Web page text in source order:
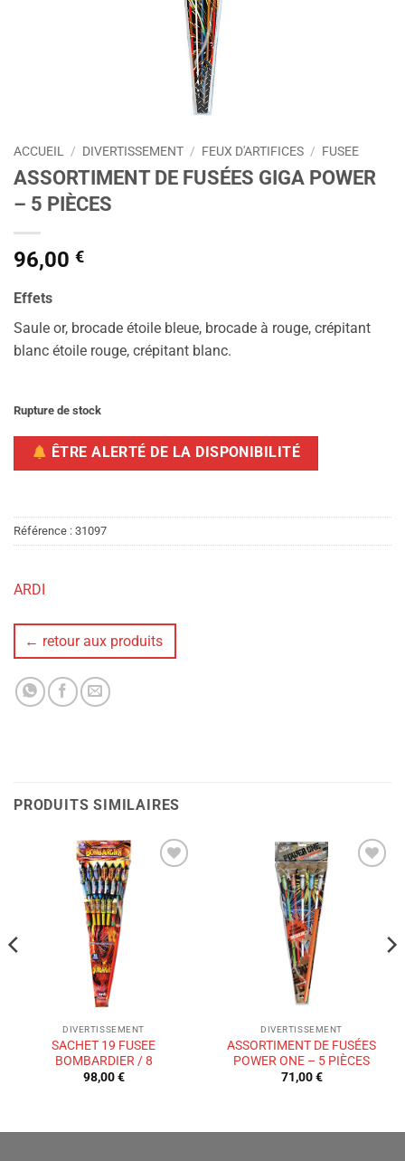
ACCUEIL / DIVERTISSEMENT / FEUX D'ARTIFICES / FUSEE
ASSORTIMENT DE FUSÉES GIGA POWER
– 5 PIÈCES
96,00 €
Effets
Saule or, brocade étoile bleue, brocade à rouge, crépitant
blanc étoile rouge, crépitant blanc.
Rupture de stock
ÊTRE ALERTÉ DE LA DISPONIBILITÉ
Référence : 31097
ARDI
← retour aux produits
PRODUITS SIMILAIRES
DIVERTISSEMENT
SACHET 19 FUSEE
BOMBARDIER / 8
98,00€
DIVERTISSEMENT
ASSORTIMENT DE FUSÉES
POWER ONE – 5 PIÈCES
71,00€